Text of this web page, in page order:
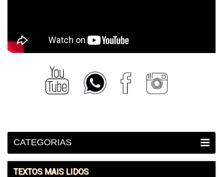
CATEGORIAS
TEXTOS MAIS LIDOS